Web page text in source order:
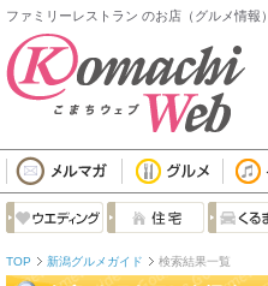
ファミリーレストラン のお店（グルメ情報）
TOP 新潟グルメガイド 検索結果一覧